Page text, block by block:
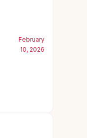
February
10, 2026